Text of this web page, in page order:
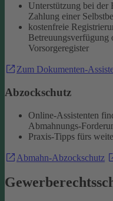
Unterstützung bei der
Zahlung einer
kostenfreie
Betreuungsverfügung
Vorsorgeregister
Zum Dokumenten-
Abzockschutz
Online-Assistenten
Abmahnungs-
Praxis-Tipps fürs
Abmahn-Abzockschutz